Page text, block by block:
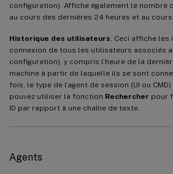
configuration). Affiche également le nombre
au cours des dernières 24 heures et au
Historique des utilisateurs . Ceci affiche
connexion de tous les utilisateurs associés
configuration), y compris l’heure de la
machine à partir de laquelle ils se sont
fois, le type de l’agent de session (UI ou
pouvez utiliser la fonction Rechercher pour
ID par rapport à une chaîne de texte.
Agents